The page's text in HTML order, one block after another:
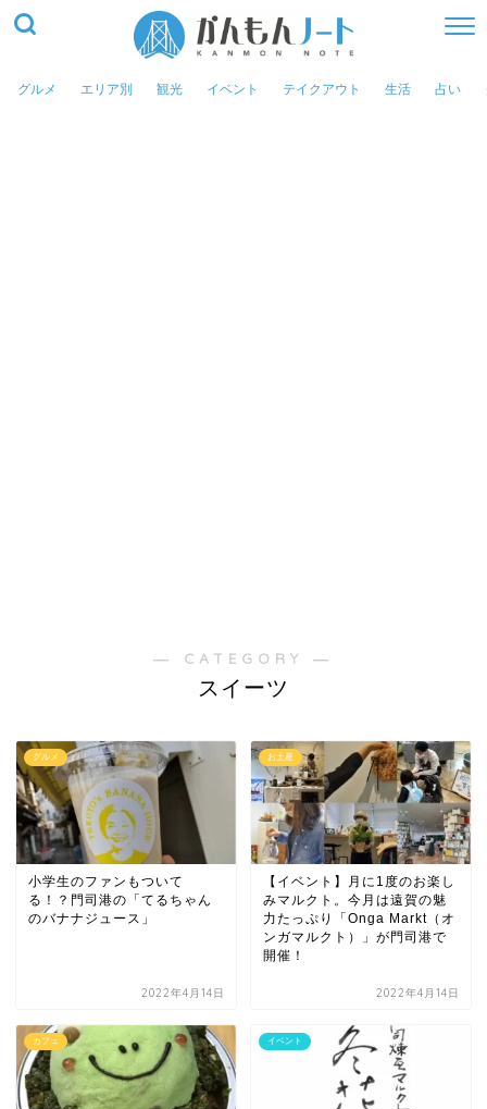
グルメ エリア別 観光 イベント テイクアウト 生活 占い
― CATEGORY ―
スイーツ
グルメ
小学生のファンもついて
る！？門司港の「てるちゃん
のバナナジュース」
2022年4月14日
お土産
【イベント】月に1度のお楽し
みマルクト。今月は遠賀の魅
力たっぷり「Onga Markt（オ
ンガマルクト）」が門司港で
開催！
2022年4月14日
カフェ イベント